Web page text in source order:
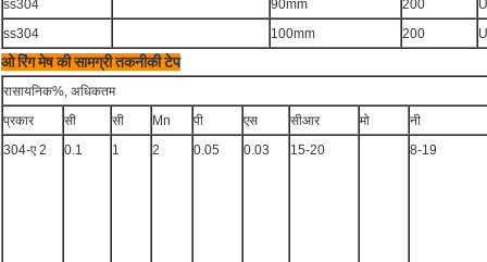
ss304 90mm 200
ss304
100mm 200
ओ रिंग मेष की सामग्री तकनीकी टेप
रासायनिक%, अधिकतम
प्रकार
सी सी Mn पी एस सीआर मो
नी
304-ए 2
0.1 1 2 0.05 0.03 15-20 8-19